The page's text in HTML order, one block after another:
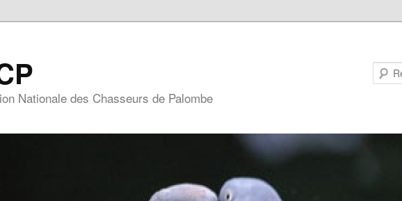
Nationale des Chasseurs de Palombe